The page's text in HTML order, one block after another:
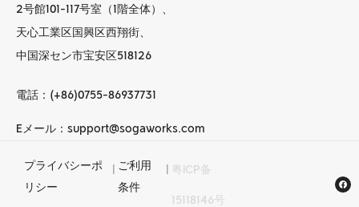
2号館101-117号室（1階全体）、
天心工業区国興区西翔街、
中国深セン市宝安区518126
電話：(+86)0755-86937731
Eメール：support@sogaworks.com
プライバシーポ
リシー
| |
ご利用
条件
粤ICP备
15118146号